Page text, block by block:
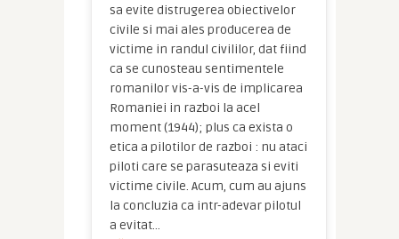
sa evite distrugerea obiectivelor
civile si mai ales producerea de
victime in randul civililor, dat fiind
ca se cunosteau sentimentele
romanilor vis-a-vis de implicarea
Romaniei in razboi la acel
moment (1944); plus ca exista o
etica a pilotilor de razboi : nu ataci
piloti care se parasuteaza si eviti
victime civile. Acum, cum au ajuns
la concluzia ca intr-adevar pilotul
a evitat…